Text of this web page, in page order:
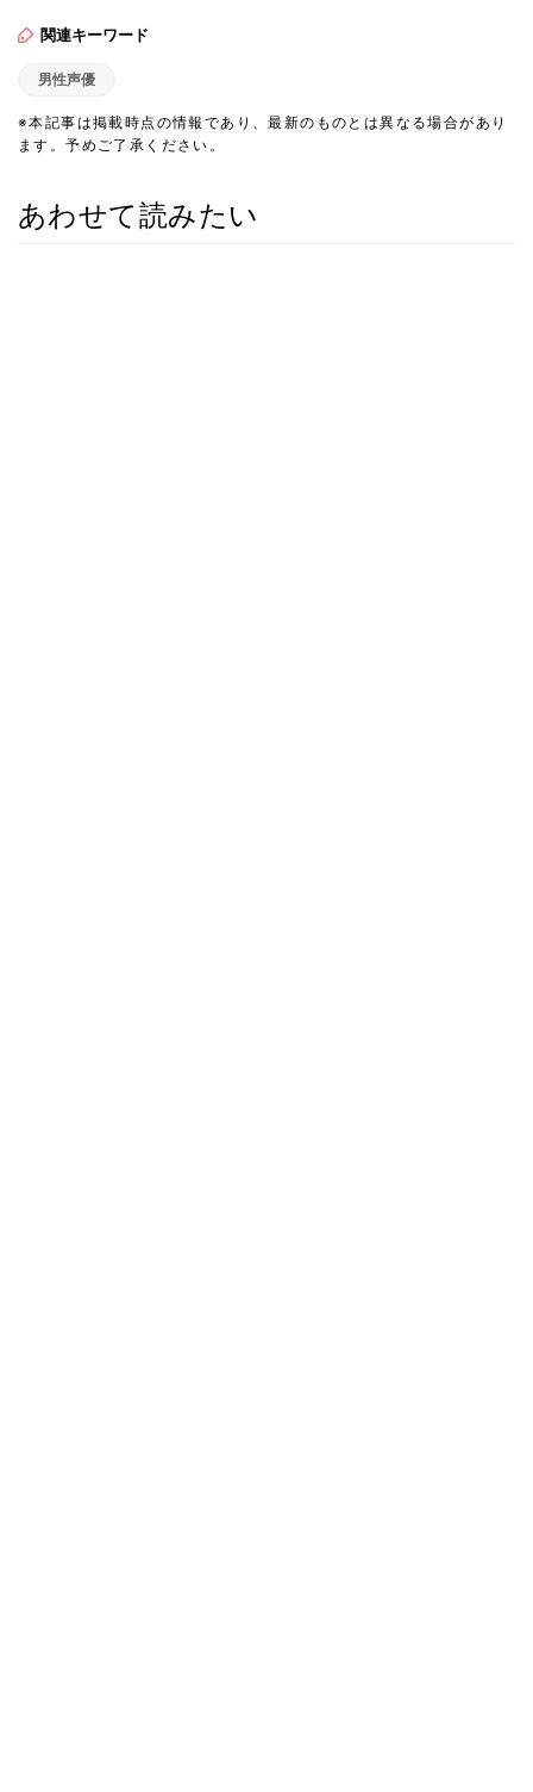
関連キーワード
男性声優
※本記事は掲載時点の情報であり、最新のものとは異なる場合があり
ます。予めご了承ください。
あわせて読みたい